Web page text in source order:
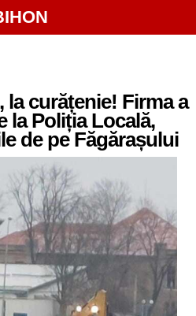
curățenie! Firma a
la Poliția Locală,
de pe Făgărașului